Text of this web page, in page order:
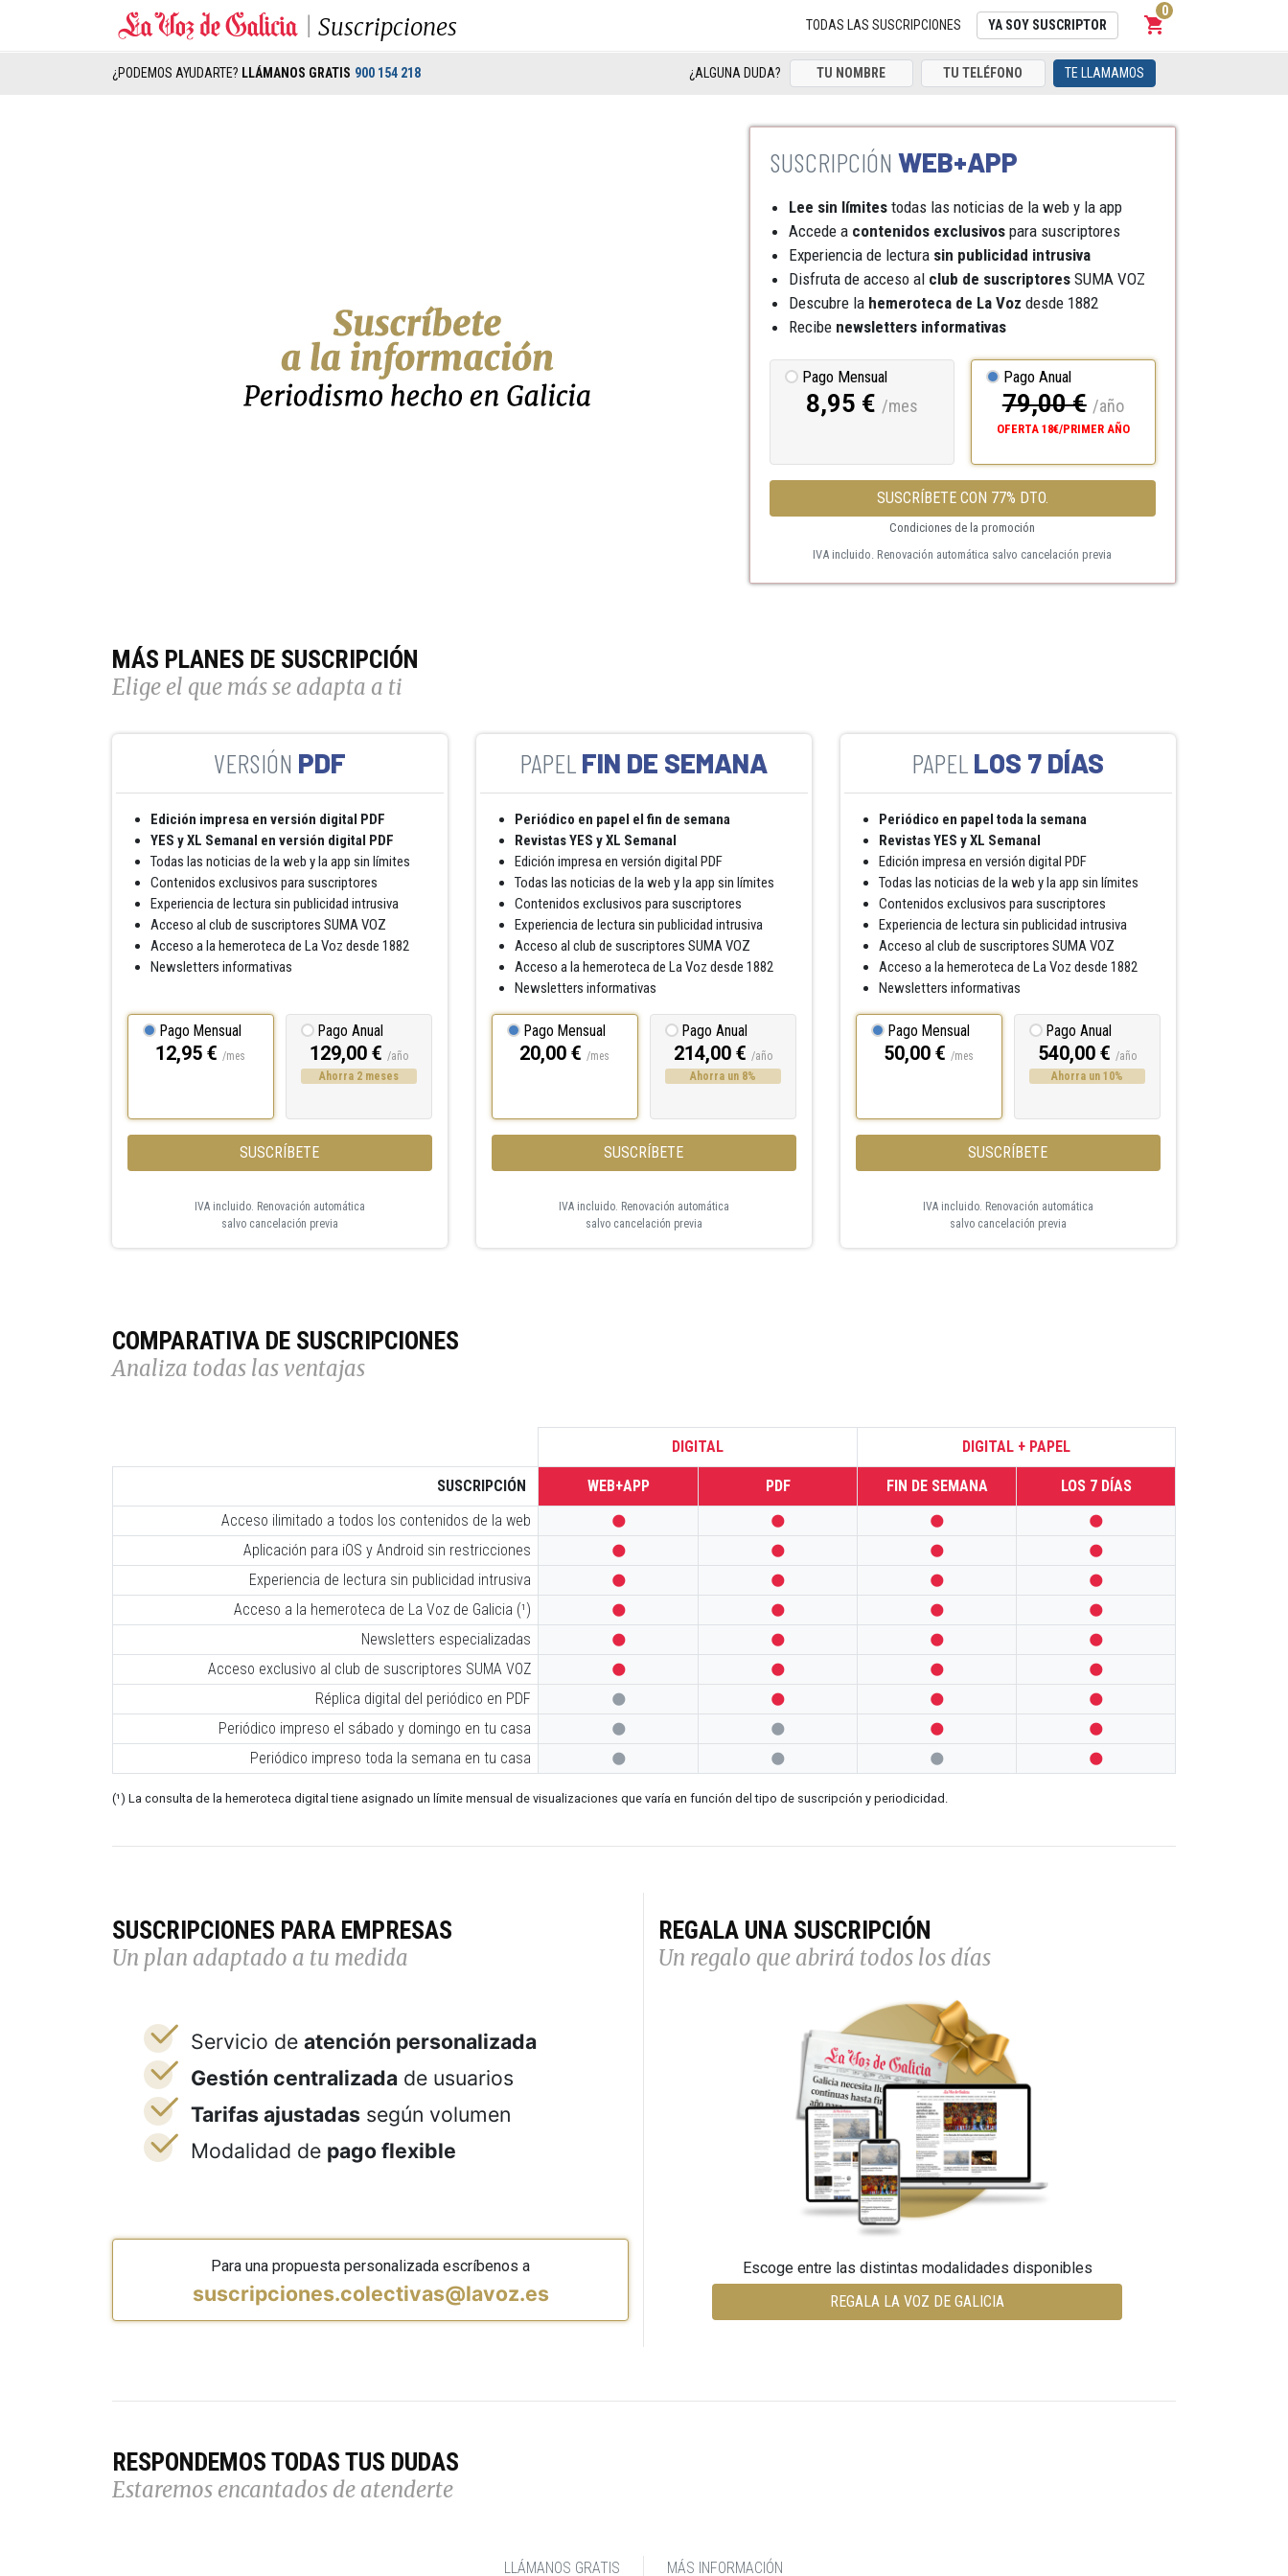
Suscripciones TODAS LAS SUSCRIPCIONES YA SOY SUSCRIPTOR shopping_cart
Carrito
0
¿PODEMOS AYUDARTE? LLÁMANOS GRATIS 900 154 218 ¿ALGUNA DUDA? TE LLAMAMOS
WEB+APP
Lee sin límitestodas las noticias de la web y la app
Accede acontenidos exclusivospara suscriptores
Experiencia de lecturasin publicidad intrusiva
Disfruta de acceso alclub de suscriptoresSUMA VOZ
Descubre lahemerotecade La Voz desde 1882
Recibe newsletters informativas
Pago Mensual
8,95 € /mes
Pago Anual
79,00 € /año
OFERTA 18€/PRIMER AÑO
SUSCRÍBETE CON 77% DTO.
Condiciones de la promoción
IVA incluido. Renovación automática salvo cancelación previa
MÁS PLANES DE SUSCRIPCIÓN
Elige el que más se adapta a ti
PDF
Edición impresa en versión digital PDF
YES y XL Semanal en versión digital PDF
Todas las noticias de la web y la app sin límites
Contenidos exclusivos para suscriptores
Experiencia de lectura sin publicidad intrusiva
Acceso al club de suscriptores SUMA VOZ
Acceso a la hemeroteca de La Voz desde 1882
Newsletters informativas
Pago Mensual
12,95 €/mes
Pago Anual
129,00 €/año
Ahorra 2 meses
SUSCRÍBETE
IVA incluido. Renovación automática
salvo cancelación previa
FIN DE SEMANA
Periódico en papel el fin de semana
Revistas YES y XL Semanal
Edición impresa en versión digital PDF
Todas las noticias de la web y la app sin límites
Contenidos exclusivos para suscriptores
Experiencia de lectura sin publicidad intrusiva
Acceso al club de suscriptores SUMA VOZ
Acceso a la hemeroteca de La Voz desde 1882
Newsletters informativas
Pago Mensual
20,00 €/mes
Pago Anual
214,00 €/año
Ahorra un 8%
SUSCRÍBETE
IVA incluido. Renovación automática
salvo cancelación previa
LOS 7 DÍAS
Periódico en papel toda la semana
Revistas YES y XL Semanal
Edición impresa en versión digital PDF
Todas las noticias de la web y la app sin límites
Contenidos exclusivos para suscriptores
Experiencia de lectura sin publicidad intrusiva
Acceso al club de suscriptores SUMA VOZ
Acceso a la hemeroteca de La Voz desde 1882
Newsletters informativas
Pago Mensual
50,00 €/mes
Pago Anual
540,00 €/año
Ahorra un 10%
SUSCRÍBETE
IVA incluido. Renovación automática
salvo cancelación previa
COMPARATIVA DE SUSCRIPCIONES
Analiza todas las ventajas
DIGITAL DIGITAL + PAPEL
SUSCRIPCIÓN WEB+APP PDF FIN DE SEMANA
LOS 7 DÍAS
Acceso ilimitado a todos los contenidos de la web
   
Aplicación para iOS y Android sin restricciones    
Experiencia de lectura sin publicidad intrusiva    
Acceso a la hemeroteca de La Voz de Galicia (¹)    
Newsletters especializadas    
Acceso exclusivo al club de suscriptores SUMA VOZ    
Réplica digital del periódico en PDF    
Periódico impreso el sábado y domingo en tu casa    
Periódico impreso toda la semana en tu casa    
(¹) La consulta de la hemeroteca digital tiene asignado un límite mensual de visualizaciones que varía en función del tipo de suscripción y periodicidad.
SUSCRIPCIONES PARA EMPRESAS
Un plan adaptado a tu medida
Servicio de atención personalizada
Gestión centralizada de usuarios
Tarifas ajustadas según volumen
Modalidad de pago flexible
Para una propuesta personalizada escríbenos a
suscripciones.colectivas@lavoz.es
REGALA UNA SUSCRIPCIÓN
Un regalo que abrirá todos los días
Escoge entre las distintas modalidades disponibles
REGALA LA VOZ DE GALICIA
RESPONDEMOS TODAS TUS DUDAS
Estaremos encantados de atenderte
LLÁMANOS GRATIS MÁS INFORMACIÓN